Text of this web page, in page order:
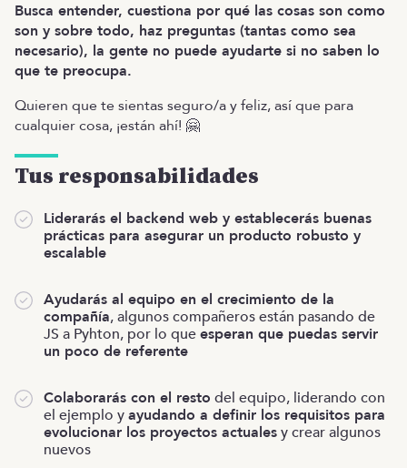
Busca entender, cuestiona por qué las cosas son como
son y sobre todo, haz preguntas (tantas como sea
necesario), la gente no puede ayudarte si no saben lo
que te preocupa.
Quieren que te sientas seguro/a y feliz, así que para
cualquier cosa, ¡están ahí! 🤗
Tus responsabilidades
Liderarás el backend web y establecerás buenas
prácticas para asegurar un producto robusto y
escalable
Ayudarás al equipo en el crecimiento de la
compañía, algunos compañeros están pasando de
JS a Pyhton, por lo queesperan que puedas servir
un poco de referente
Colaborarás con el resto del equipo, liderando con
el ejemplo yayudando a definir los requisitos para
evolucionar los proyectos actualesy crear algunos
nuevos